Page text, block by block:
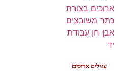
עגילים ארוכים